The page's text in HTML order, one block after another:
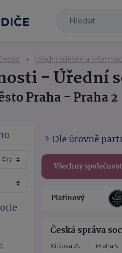
Úřední sdělení a
- Úřední
Praha - Praha 2
Dle úrovně
Všechny
Platinový
Česká správa
Křížová 25 Praha 5